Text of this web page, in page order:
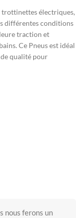
trottinettes électriques,
différentes conditions
traction et
Ce Pneus est idéal
qualité pour
nous ferons un